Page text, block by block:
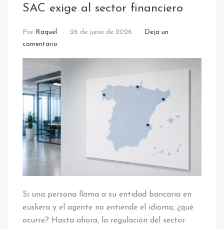
SAC exige al sector financiero
Por Raquel 26 de junio de 2026
call
Deja un
comentario
Si una persona llama a su entidad bancaria en
euskera y el agente no entiende el idioma, ¿qué
ocurre? Hasta ahora, la regulación del sector